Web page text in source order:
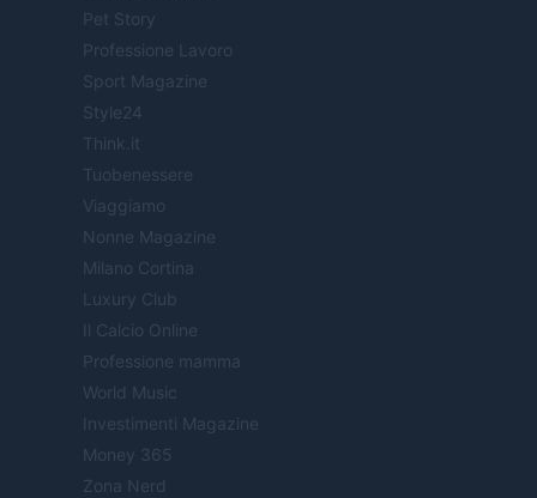
Pet Story
Professione Lavoro
Sport Magazine
Style24
Think.it
Tuobenessere
Viaggiamo
Nonne Magazine
Milano Cortina
Luxury Club
Il Calcio Online
Professione mamma
World Music
Investimenti Magazine
Money 365
Zona Nerd